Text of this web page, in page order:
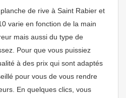
de rive à Saint Rabier et
varie en fonction de la main
mais aussi du type de
Pour que vous puissiez
à des prix qui sont adaptés
pour vous de vous rendre
En quelques clics, vous